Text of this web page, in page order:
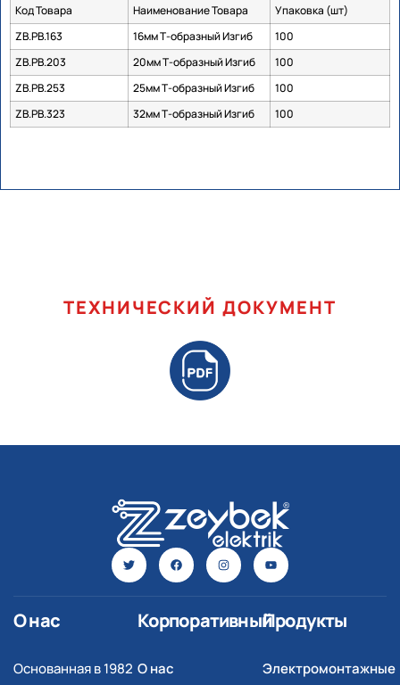
Код Товара Наименование Товара
Упаковка (шт)
ZB.PB.163
16мм Т-образный Изгиб
100
ZB.PB.203
20мм Т-образный Изгиб
100
ZB.PB.253
25мм Т-образный Изгиб
100
ZB.PB.323
32мм Т-образный Изгиб 100
ТЕХНИЧЕСКИЙ ДОКУМЕНТ
О нас
Основанная в 1982
Корпоративный
О нас
Продукты
Электромонтажные